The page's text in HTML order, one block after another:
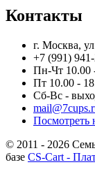
Контакты
г. Москва,
+7 (991)
Пн-Чт 10.00
Пт 10.00 -
Сб-Вс -
Посмотреть
© 2011 - 2026
базе CS-Cart -